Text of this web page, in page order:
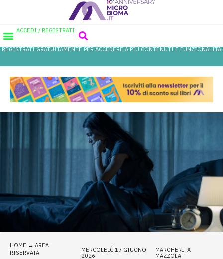
ACCEDI / REGISTRATI
REGISTRATI GRATUITAMENTE PER ACCEDERE A PIÙ CONTENUTI E FUNZIONALITÀ
HOME → AREA
RISERVATA
MERCOLEDÌ 17 GIUGNO
2026
MARGHERITA
MAZZOLA